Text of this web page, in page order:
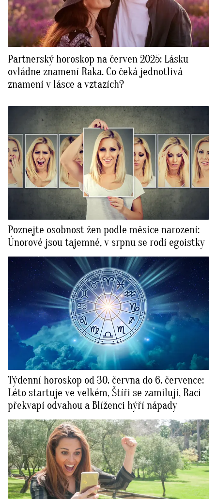
Partnerský horoskop na červen 2025: Lásku
ovládne znamení Raka. Co čeká jednotlivá
znamení v lásce a vztazích?
Poznejte osobnost žen podle měsíce narození:
Únorové jsou tajemné, v srpnu se rodí egoistky
Týdenní horoskop od 30. června do 6. července:
Léto startuje ve velkém, Štíři se zamilují, Raci
překvapí odvahou a Blíženci hýří nápady